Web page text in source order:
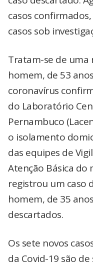
casos
casos sob
Tratam-se de uma
homem, de 53
coronavírus
do Laboratório
Pernambuco
o isolamento
das equipes de
Atenção Básica do
registrou um caso
homem, de 35
descartados.
Os sete novos
da Covid-19 são